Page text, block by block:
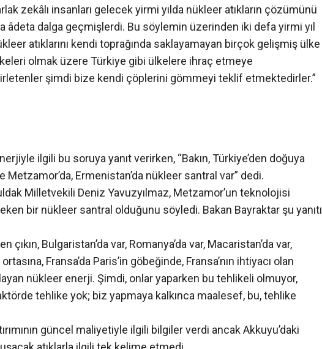
zekâlı insanları gelecek yirmi yılda nükleer atıkların çözümünü
âdeta dalga geçmişlerdi. Bu söylemin üzerinden iki defa yirmi yıl
atıklarını kendi toprağında saklayamayan birçok gelişmiş ülke
olmak üzere Türkiye gibi ülkelere ihraç etmeye
kirletenler şimdi bize kendi çöplerini gömmeyi teklif etmektedirler.”
ilgili bu soruya yanıt verirken, “Bakın, Türkiye’den doğuya
Metzamor’da, Ermenistan’da nükleer santral var” dedi.
Milletvekili Deniz Yavuzyılmaz, Metzamor’un teknolojisi
bir nükleer santral olduğunu söyledi. Bakan Bayraktar şu yanıtı
çıkın, Bulgaristan’da var, Romanya’da var, Macaristan’da var,
ortasına, Fransa’da Paris’in göbeğinde, Fransa’nın ihtiyacı olan
nükleer enerji. Şimdi, onlar yaparken bu tehlikeli olmuyor,
tehlike yok; biz yapmaya kalkınca maalesef, bu, tehlike
güncel maliyetiyle ilgili bilgiler verdi ancak Akkuyu’daki